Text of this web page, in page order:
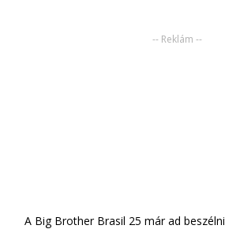
-- Reklám --
A Big Brother Brasil 25 már ad